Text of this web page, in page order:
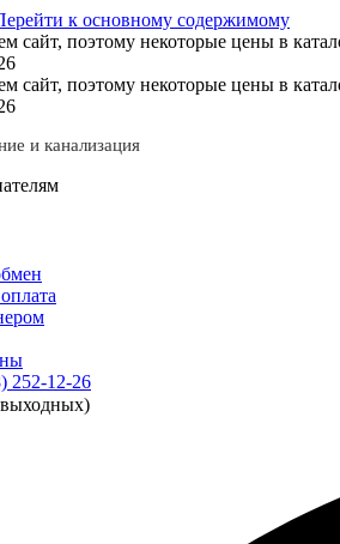
к основному содержимому
сайт, поэтому некоторые цены в
сайт, поэтому некоторые цены в
и канализация
252-12-26
выходных)